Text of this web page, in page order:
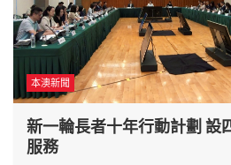
本澳新聞
新一輪長者十年行動計劃 設
服務